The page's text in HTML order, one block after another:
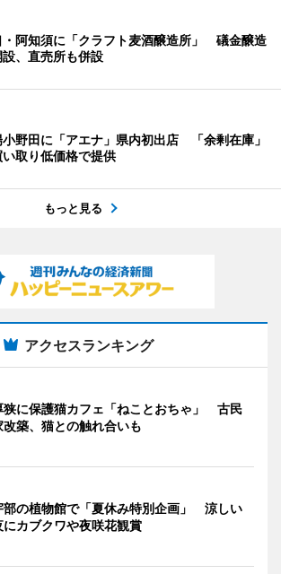
・阿知須に「クラフト麦酒醸造所」 礒金醸造
、直売所も併設
小野田に「アエナ」県内初出店 「余剰在庫」
い取り低価格で提供
もっと見る
アクセスランキング
狭に保護猫カフェ「ねことおちゃ」 古民
改築、猫との触れ合いも
部の植物館で「夏休み特別企画」 涼しい
にカブクワや夜咲花観賞